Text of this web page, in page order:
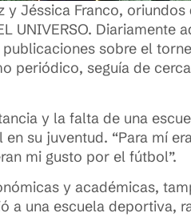
y Jéssica Franco,
UNIVERSO. Diariamente
sobre el
periódico, seguía de
y la falta de una
su juventud. “Para mí
mi gusto por el fútbol”.
y académicas,
a una escuela deportiva,